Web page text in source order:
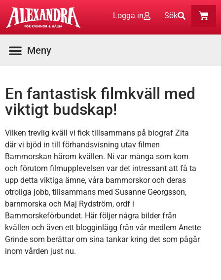
Logga in Sök
En fantastisk filmkväll med
viktigt budskap!
Vilken trevlig kväll vi fick tillsammans på biograf Zita
där vi bjöd in till förhandsvisning utav filmen
Barnmorskan härom kvällen. Ni var många som kom
och förutom filmupplevelsen var det intressant att få ta
upp detta viktiga ämne, våra barnmorskor och deras
otroliga jobb, tillsammans med Susanne Georgsson,
barnmorska och Maj Rydström, ordf i
Barnmorskeförbundet. Här följer några bilder från
kvällen och även ett blogginlägg från vår medlem Anette
Grinde som berättar om sina tankar kring det som pågår
inom vården just nu.